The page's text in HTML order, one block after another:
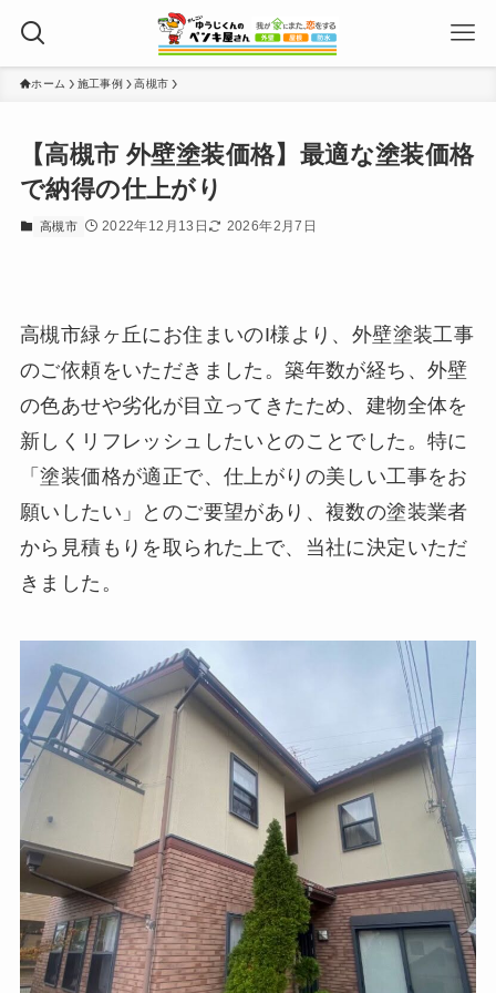
ホーム 施工事例 高槻市
【高槻市 外壁塗装価格】最適な塗装価格
で納得の仕上がり
高槻市 2022年12月13日 2026年2月7日
高槻市緑ヶ丘にお住まいのI様より、外壁塗装工事
のご依頼をいただきました。築年数が経ち、外壁
の色あせや劣化が目立ってきたため、建物全体を
新しくリフレッシュしたいとのことでした。特に
「塗装価格が適正で、仕上がりの美しい工事をお
願いしたい」とのご要望があり、複数の塗装業者
から見積もりを取られた上で、当社に決定いただ
きました。